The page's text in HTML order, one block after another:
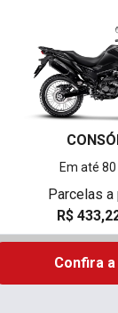
Em até
Parcelas
R$
Confira